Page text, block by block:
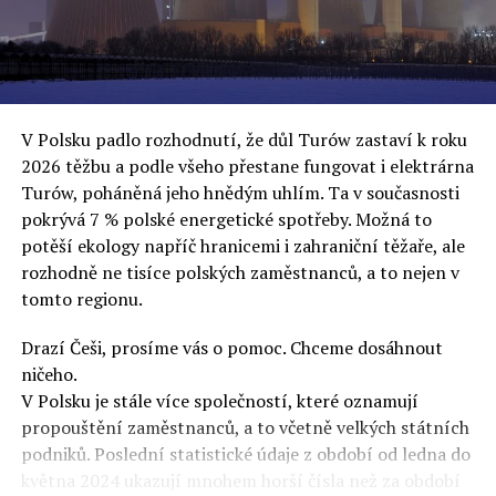
oslovuje své voliče, bublinu šílenců, kteří mu všechno
uvěří a nebudou se ptát na podrobnosti,“ řekl Rafał
Ziemkiewicz, redaktor týdeníku Do Rzeczy a ironicky
dodal: „Když se nynějšímu vedení státního hřebčince
podařilo prodat na aukci 10 plemenných koní za 600
000 euro, bylo to provládními médii oslavované jako
velký úspěch. Za vlády PiS se 14 koní prodalo za 2,5
milionu euro, což bylo stejnou mediální partou
komentováno jako konec polského chovu koní. Ve vidění
kontrolorů činnosti PiS ale určitě šlo při prodeji koní o
praní peněz či jinou nelegální činnost.“
Tuskova čísla jsou ale ujetá i jinde, pokračoval
Ziemkiewicz. „Ve vládní aféře PiS kolem vydávání víz
Tusk tvrdil, že za vlády dnešní opozice se nelegálně
prodalo 600 000 víz do Polska. Byla na to dokonce
vytvořena parlamentní vyšetřovací komise, která přišla
ale pouze na to, že 220 víz do Polska bylo
prostřednictvím úplatků uspíšeno, tedy že víza byla
V Polsku padlo rozhodnutí, že důl Turów zastaví k roku
2026 těžbu a podle všeho přestane fungovat i elektrárna
Turów, poháněná jeho hnědým uhlím. Ta v současnosti
pokrývá 7 % polské energetické spotřeby. Možná to
potěší ekology napříč hranicemi i zahraniční těžaře, ale
rozhodně ne tisíce polských zaměstnanců, a to nejen v
tomto regionu.
Drazí Češi, prosíme vás o pomoc. Chceme dosáhnout
ničeho.
V Polsku je stále více společností, které oznamují
propouštění zaměstnanců, a to včetně velkých státních
podniků. Poslední statistické údaje z období od ledna do
května 2024 ukazují mnohem horší čísla než za období